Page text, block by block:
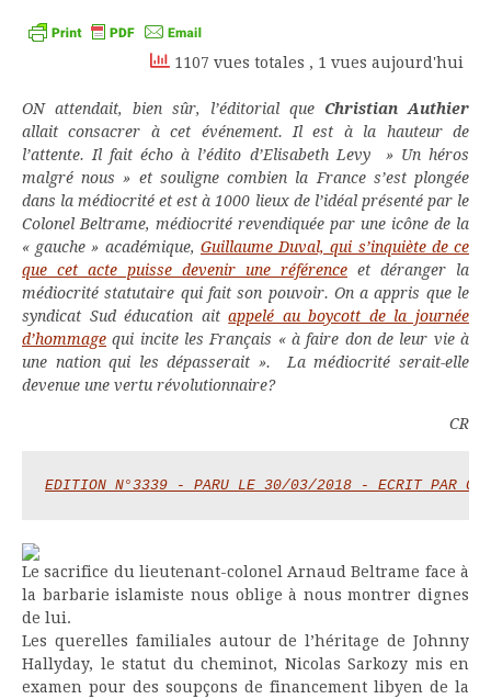
1107 vues totales , 1 vues aujourd'hui
ON attendait, bien sûr, l’éditorial que Christian Authier
allait consacrer à cet événement. Il est à la hauteur de
l’attente. Il fait écho à l’édito d’Elisabeth Levy » Un héros
malgré nous » et souligne combien la France s’est plongée
dans la médiocrité et est à 1000 lieux de l’idéal présenté par le
Colonel Beltrame, médiocrité revendiquée par une icône de la
« gauche » académique, Guillaume Duval, qui s’inquiète de ce
que cet acte puisse devenir une référence et déranger la
médiocrité statutaire qui fait son pouvoir. On a appris que le
syndicat Sud éducation aitappelé au boycott de la journée
d’hommage qui incite les Français « à faire don de leur vie à
une nation qui les dépasserait ». La médiocrité serait-elle
devenue une vertu révolutionnaire?
CR
EDITION N°3339 - PARU LE 30/03/2018 - ECRIT PAR
Le sacrifice du lieutenant-colonel Arnaud Beltrame face à
la barbarie islamiste nous oblige à nous montrer dignes
de lui.
Les querelles familiales autour de l’héritage de Johnny
Hallyday, le statut du cheminot, Nicolas Sarkozy mis en
examen pour des soupçons de financement libyen de la